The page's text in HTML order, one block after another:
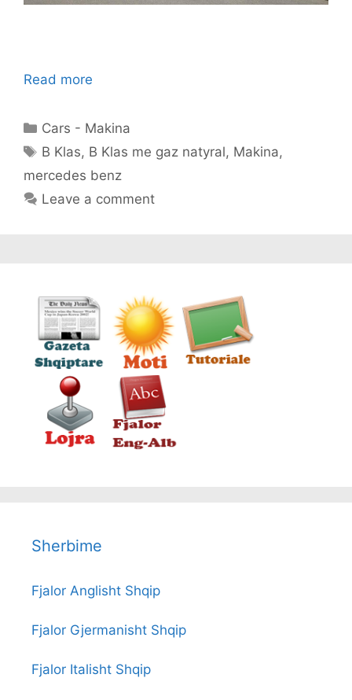
Read more
Categories
Cars - Makina
Tags
B Klas, B Klas me gaz natyral, Makina,
mercedes benz
Leave a comment
Sherbime
Fjalor Anglisht Shqip
Fjalor Gjermanisht Shqip
Fjalor Italisht Shqip